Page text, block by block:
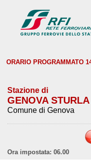
ORARIO PROGRAMMATO
Stazione di
GENOVA STURLA
Comune di Genova
Ora impostata: 06.00